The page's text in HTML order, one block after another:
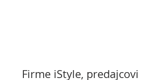
Firme iStyle, predajcovi